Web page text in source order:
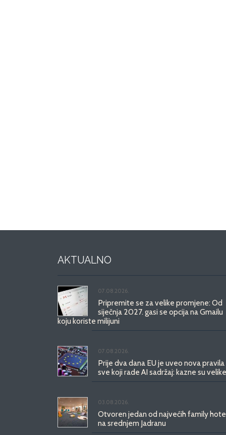
AKTUALNO
07.08.2026.
Pripremite se za velike promjene: Od
siječnja 2027. gasi se opcija na Gmailu
koju koriste milijuni
07.08.2026.
Prije dva dana EU je uveo nova pravila
sve koji rade AI sadržaj: kazne su
03.08.2026.
Otvoren jedan od najvećih family
na srednjem Jadranu